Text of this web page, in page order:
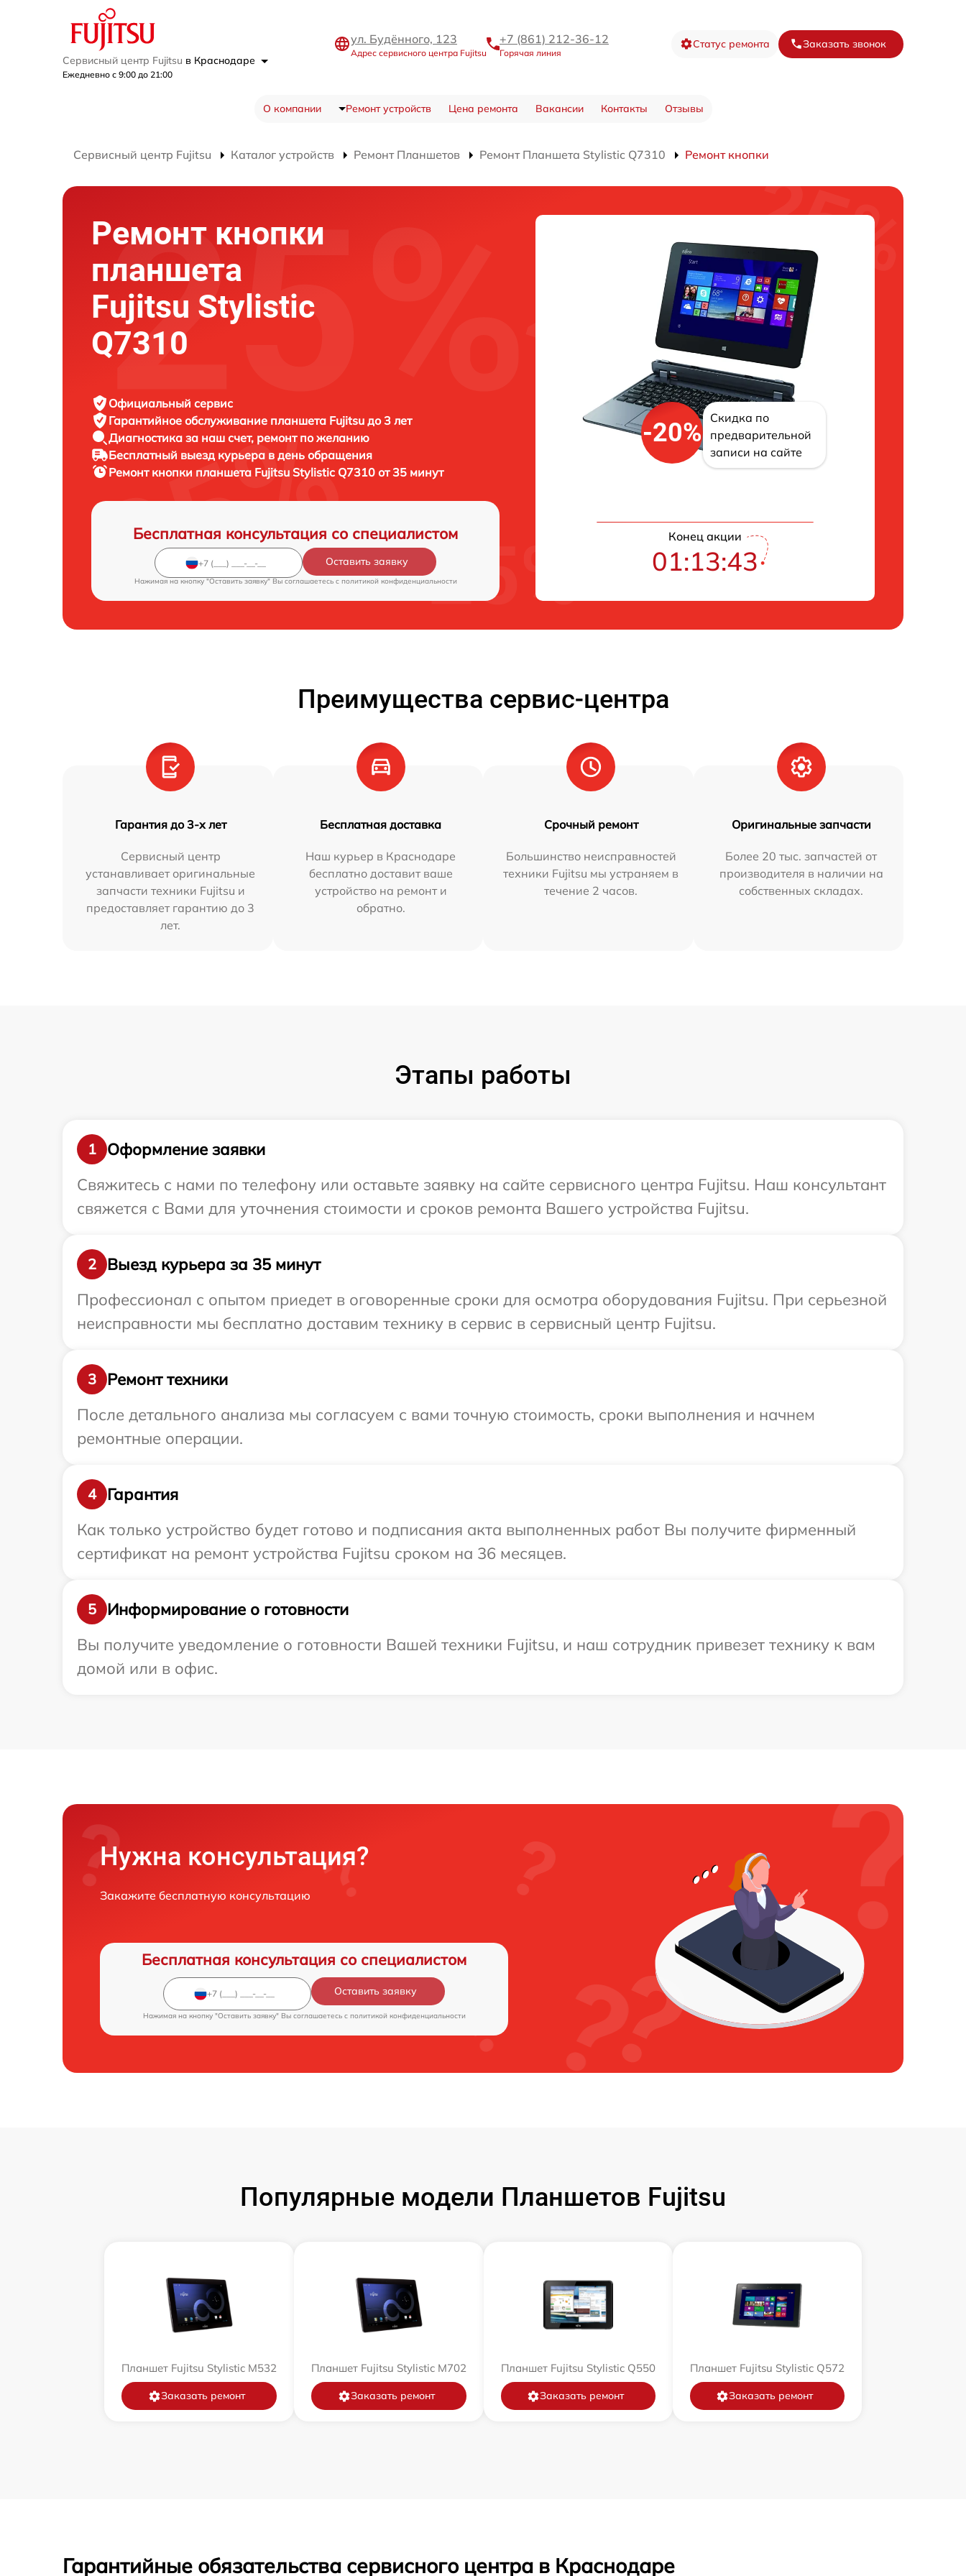
Сервисный центр Fujitsu в Краснодаре
Ежедневно с 9:00 до 21:00
ул. Будённого, 123
Адрес сервисного центра Fujitsu
+7 (861) 212-36-12
Горячая линия
Статус ремонта Заказать звонок
О компании Ремонт устройств Цена ремонта Вакансии Контакты Отзывы
Сервисный центр Fujitsu Каталог устройств Ремонт Планшетов Ремонт Планшета Stylistic Q7310 Ремонт кнопки
Ремонт кнопки
планшета
Fujitsu Stylistic
Q7310
Официальный сервис
Гарантийное обслуживание планшета Fujitsu до 3 лет
Диагностика за наш счет, ремонт по желанию
Бесплатный выезд курьера в день обращения
Ремонт кнопки планшета Fujitsu Stylistic Q7310 от 35 минут
Бесплатная консультация со специалистом
Оставить заявку
Нажимая на кнопку "Оставить заявку" Вы соглашаетесь c политикой конфиденциальности
-20%
Скидка по
предварительной
записи на сайте
Конец акции
01:13:42
Преимущества сервис-центра
Гарантия до 3-х лет
Сервисный центр
устанавливает оригинальные
запчасти техники Fujitsu и
предоставляет гарантию до 3
лет.
Бесплатная доставка
Наш курьер в Краснодаре
бесплатно доставит ваше
устройство на ремонт и
обратно.
Срочный ремонт
Большинство неисправностей
техники Fujitsu мы устраняем в
течение 2 часов.
Оригинальные запчасти
Более 20 тыс. запчастей от
производителя в наличии на
собственных складах.
Этапы работы
1
Оформление заявки
Свяжитесь с нами по телефону или оставьте заявку на сайте сервисного центра Fujitsu. Наш консультант
свяжется с Вами для уточнения стоимости и сроков ремонта Вашего устройства Fujitsu.
2
Выезд курьера за 35 минут
Профессионал с опытом приедет в оговоренные сроки для осмотра оборудования Fujitsu. При серьезной
неисправности мы бесплатно доставим технику в сервис в сервисный центр Fujitsu.
3
Ремонт техники
После детального анализа мы согласуем с вами точную стоимость, сроки выполнения и начнем
ремонтные операции.
4
Гарантия
Как только устройство будет готово и подписания акта выполненных работ Вы получите фирменный
сертификат на ремонт устройства Fujitsu сроком на 36 месяцев.
5
Информирование о готовности
Вы получите уведомление о готовности Вашей техники Fujitsu, и наш сотрудник привезет технику к вам
домой или в офис.
Нужна консультация?
Закажите бесплатную консультацию
Бесплатная консультация со специалистом
Оставить заявку
Нажимая на кнопку "Оставить заявку" Вы соглашаетесь c политикой конфиденциальности
Популярные модели Планшетов Fujitsu
Планшет Fujitsu Stylistic M532
Заказать ремонт
Планшет Fujitsu Stylistic M702
Заказать ремонт
Планшет Fujitsu Stylistic Q550
Заказать ремонт
Планшет Fujitsu Stylistic Q572
Заказать ремонт
Гарантийные обязательства сервисного центра в Краснодаре